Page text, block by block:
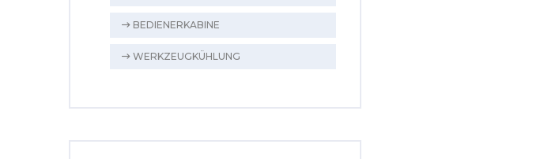
BEDIENERKABINE
WERKZEUGKÜHLUNG